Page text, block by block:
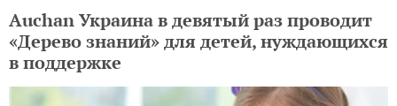
Auchan Украина в девятый раз проводит
«Дерево знаний» для детей, нуждающихся
в поддержке